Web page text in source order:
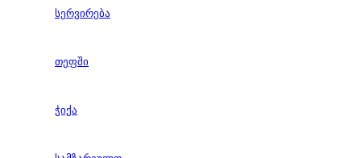
სერვირება
თეფში
ჭიქა